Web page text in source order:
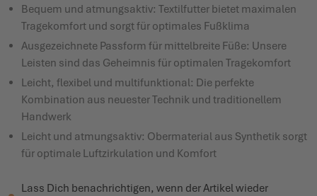
Bequem und atmungsaktiv: Textilfutter bietet maximalen
Tragekomfort und sorgt für optimales Fußklima
Ausgezeichnete Passform für mittelbreite Füße: Unsere
Leisten sind das Geheimnis für optimalen Tragekomfort
Leicht, flexibel und multifunktional: Die perfekte
Kombination aus neuester Technik und traditionellem
Handwerk
Leicht und atmungsaktiv: Obermaterial aus Synthetik sorgt
für optimale Luftzirkulation und Komfort
Lass Dich benachrichtigen, wenn der Artikel wieder